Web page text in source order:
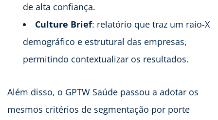
de alta confiança.
Culture Brief: relatório que traz um raio-X
demográfico e estrutural das empresas,
permitindo contextualizar os resultados.
Além disso, o GPTW Saúde passou a adotar os
mesmos critérios de segmentação por porte